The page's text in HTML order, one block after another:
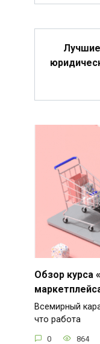
Обзор курса
Всемирный
что работа
0 864